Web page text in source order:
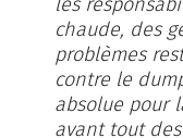
chaude, des
problèmes
contre le
absolue pour
avant tout